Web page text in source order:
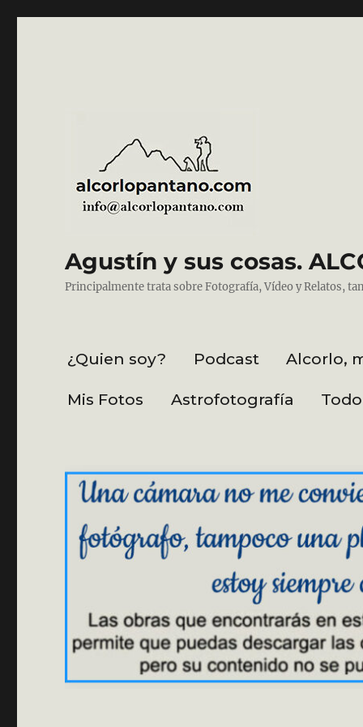
Agustín y sus cosas.
Principalmente trata sobre Fotografía, Vídeo y Relatos,
¿Quien soy? Podcast Alcorlo,
Mis Fotos Astrofotografía